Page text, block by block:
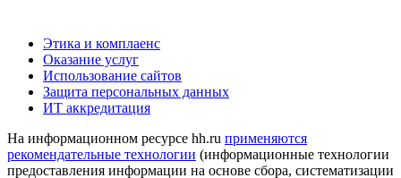
Этика и комплаенс
Оказание услуг
Использование сайтов
Защита персональных данных
ИТ аккредитация
На информационном ресурсе hh.ru применяются
рекомендательные технологии (информационные технологии
предоставления информации на основе сбора, систематизации